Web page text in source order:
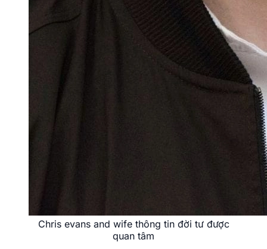
Chris evans and wife thông tin đời tư được
quan tâm